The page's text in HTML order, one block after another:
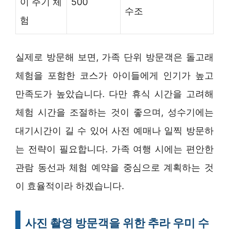
험
수조
실제로 방문해 보면, 가족 단위 방문객은 돌고래
체험을 포함한 코스가 아이들에게 인기가 높고
만족도가 높았습니다. 다만 휴식 시간을 고려해
체험 시간을 조절하는 것이 좋으며, 성수기에는
대기시간이 길 수 있어 사전 예매나 일찍 방문하
는 전략이 필요합니다. 가족 여행 시에는 편안한
관람 동선과 체험 예약을 중심으로 계획하는 것
이 효율적이라 하겠습니다.
사진 촬영 방문객을 위한 추라 우미 수